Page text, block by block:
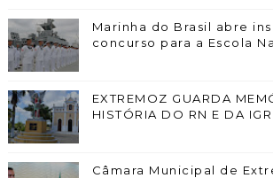
Marinha do Brasil abre
concurso para a Escola
EXTREMOZ GUARDA
HISTÓRIA DO RN E DA
Câmara Municipal de